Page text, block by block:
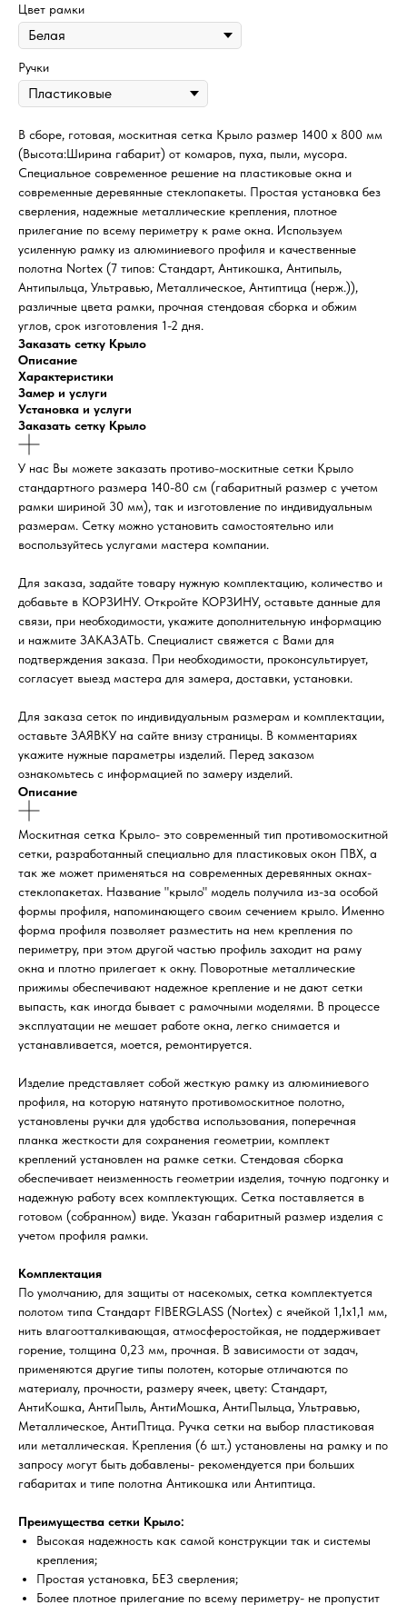
Цвет рамки
Ручки
В сборе, готовая, москитная сетка Крыло размер 1400 х 800 мм
(Высота:Ширина габарит) от комаров, пуха, пыли, мусора.
Специальное современное решение на пластиковые окна и
современные деревянные стеклопакеты. Простая установка без
сверления, надежные металлические крепления, плотное
прилегание по всему периметру к раме окна. Используем
усиленную рамку из алюминиевого профиля и качественные
полотна Nortex (7 типов: Стандарт, Антикошка, Антипыль,
Антипыльца, Ультравью, Металлическое, Антиптица (нерж.)),
различные цвета рамки, прочная стендовая сборка и обжим
углов, срок изготовления 1-2 дня.
Заказать сетку Крыло
Описание
Характеристики
Замер и услуги
Установка и услуги
Заказать сетку Крыло
У нас Вы можете заказать противо-москитные сетки Крыло
стандартного размера 140-80 см (габаритный размер с учетом
рамки шириной 30 мм), так и изготовление по индивидуальным
размерам. Сетку можно установить самостоятельно или
воспользуйтесь услугами мастера компании.
Для заказа, задайте товару нужную комплектацию, количество и
добавьте в КОРЗИНУ. Откройте КОРЗИНУ, оставьте данные для
связи, при необходимости, укажите дополнительную информацию
и нажмите ЗАКАЗАТЬ. Специалист свяжется с Вами для
подтверждения заказа. При необходимости, проконсультирует,
согласует выезд мастера для замера, доставки, установки.
Для заказа сеток по индивидуальным размерам и комплектации,
оставьте ЗАЯВКУ на сайте внизу страницы. В комментариях
укажите нужные параметры изделий. Перед заказом
ознакомьтесь с информацией по замеру изделий.
Описание
Москитная сетка Крыло- это современный тип противомоскитной
сетки, разработанный специально для пластиковых окон ПВХ, а
так же может применяться на современных деревянных окнах-
стеклопакетах. Название "крыло" модель получила из-за особой
формы профиля, напоминающего своим сечением крыло. Именно
форма профиля позволяет разместить на нем крепления по
периметру, при этом другой частью профиль заходит на раму
окна и плотно прилегает к окну. Поворотные металлические
прижимы обеспечивают надежное крепление и не дают сетки
выпасть, как иногда бывает с рамочными моделями. В процессе
эксплуатации не мешает работе окна, легко снимается и
устанавливается, моется, ремонтируется.
Изделие представляет собой жесткую рамку из алюминиевого
профиля, на которую натянуто противомоскитное полотно,
установлены ручки для удобства использования, поперечная
планка жесткости для сохранения геометрии, комплект
креплений установлен на рамке сетки. Стендовая сборка
обеспечивает неизменность геометрии изделия, точную подгонку и
надежную работу всех комплектующих. Сетка поставляется в
готовом (собранном) виде. Указан габаритный размер изделия с
учетом профиля рамки.
Комплектация
По умолчанию, для защиты от насекомых, сетка комплектуется
полотом типа Стандарт FIBERGLASS (Nortex) с ячейкой 1,1х1,1 мм,
нить влагоотталкивающая, атмосферостойкая, не поддерживает
горение, толщина 0,23 мм, прочная. В зависимости от задач,
применяются другие типы полотен, которые отличаются по
материалу, прочности, размеру ячеек, цвету: Стандарт,
АнтиКошка, АнтиПыль, АнтиМошка, АнтиПыльца, Ультравью,
Металлическое, АнтиПтица. Ручка сетки на выбор пластиковая
или металлическая. Крепления (6 шт.) установлены на рамку и по
запросу могут быть добавлены- рекомендуется при больших
габаритах и типе полотна Антикошка или Антиптица.
Преимущества сетки Крыло:
Высокая надежность как самой конструкции так и системы
крепления;
Простая установка, БЕЗ сверления;
Более плотное прилегание по всему периметру- не пропустит